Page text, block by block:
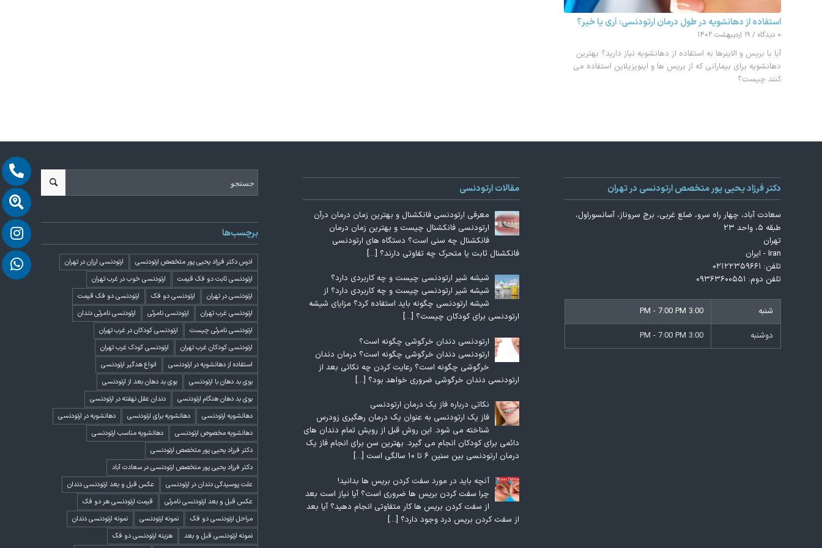
استفاده از دهانشویه در طول درمان ارتودنسی: آری یا خیر؟
۰ دیدگاه / ۱۹ اردیبهشت ۱۴۰۲
آیا با بریس و الاینرها به استفاده از دهانشویه نیاز دارید؟ بهترین
دهانشویه برای بیمارانی که از بریس ها و اینویزیلاین استفاده می
کنند چیست؟
دکتر فرزاد یحیی پور متخصص ارتودنسی در تهران
سعادت آباد، چهار راه سرو، ضلع غربی، برج سروناز، آسانسوراول،
طبقه ۵، واحد ۲۳
تهران
Iran - ایران
تلفن: ۰۲۱۲۲۳۵۹۶۶۱
تلفن دوم: ۰۹۳۶۳۶۰۰۵۵۱
شنبه
3:00 PM - 7:00 PM
دوشنبه
3:00 PM - 7:00 PM
مقالات ارتودنسی
معرفی ارتودنسی فانکشنال و بهترین زمان درمان درآن
ارتودنسی فانکشنال چیست و بهترین زمان درمان
فانکشنال چه سنی است؟ دستگاه های ارتودنسی
فانکشنال ثابت یا متحرک چه تفاوتی دارند؟ […]
شیشه شیر ارتودنسی چیست و چه کاربردی دارد؟
شیشه شیر ارتودنسی چیست و چه کاربردی دارد؟ از
شیشه ارتودنسی چگونه باید استفاده کرد؟ مزایای شیشه
ارتودنسی برای کودکان چیست؟ […]
ارتودنسی دندان خرگوشی چگونه است؟
ارتودنسی دندان خرگوشی چگونه است؟ درمان دندان
خرگوشی چگونه است؟ رعایت کردن چه نکاتی بعد از
ارتودنسی دندان خرگوشی ضروری خواهد بود؟ […]
نکاتی درباره فاز یک درمان ارتودنسی
فاز یک ارتودنسی به عنوان یک درمان رهگیری زودرس
شناخته می شود. این روش قبل از رویش تمام دندان های
دائمی برای کودکان انجام می گیرد. بهترین سن برای انجام فاز یک
درمان ارتودنسی بین سنین ۶ تا ۱۰ سالگی است
[…]
آنچه باید در مورد سفت کردن بریس ها بدانید!
چرا سفت کردن بریس ها ضروری است؟ آیا نیاز است بعد
از سفت کردن بریس ها کار متفاوتی انجام دهید؟ آیا بعد
از سفت کردن بریس درد وجود دارد؟ […]
برچسب‌ها
ادرس دکتر فرزاد یحیی پور متخصص ارتودنسی
ارتودنسی ارزان در تهران
ارتودنسی ثابت دو فک قیمت
ارتودنسی خوب در غرب تهران
ارتودنسی در تهران
ارتودنسی دو فک
ارتودنسی دو فک قیمت
ارتودنسی غرب تهران
ارتودنسی نامرئی
ارتودنسی نامرئی دندان
ارتودنسی نامرئی چیست
ارتودنسی کودکان در غرب تهران
ارتودنسی کودکان غرب تهران
ارتودنسی کودک غرب تهران
استفاده از دهانشویه در ارتودنسی
انواع هدگیر ارتودنسی
بوی بد دهان با ارتودنسی
بوی بد دهان بعد از ارتودنسی
بوی بد دهان هنگام ارتودنسی
دندان عقل نهفته در ارتودنسی
دهانشویه ارتودنسی
دهانشویه برای ارتودنسی
دهانشویه در ارتودنسی
دهانشویه مخصوص ارتودنسی
دهانشویه مناسب ارتودنسی
دکتر فرزاد یحیی پور متخصص ارتودنسی
دکتر فرزاد یحیی پور متخصص ارتودنسی در سعادت آباد
علت پوسیدگی دندان در ارتودنسی
عکس قبل و بعد ارتودنسی دندان
عکس قبل و بعد ارتودنسی نامرئی
قیمت ارتودنسی هر دو فک
مراحل ارتودنسی دو فک
نمونه ارتودنسی
نمونه ارتودنسی دندان
نمونه ارتودنسی قبل و بعد
هزینه ارتودنسی دو فک